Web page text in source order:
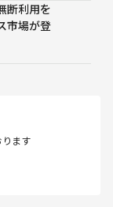
断利用を
市場が登
ります